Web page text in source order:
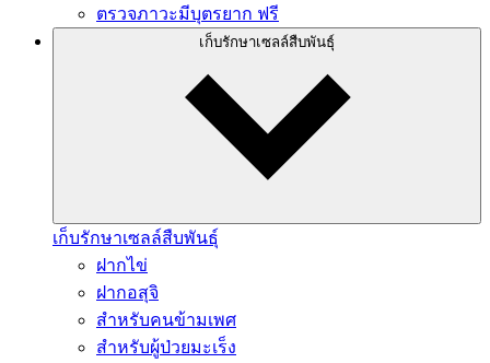
ตรวจภาวะมีบุตรยาก ฟรี
เก็บรักษาเซลล์สืบพันธุ์
เก็บรักษาเซลล์สืบพันธุ์
ฝากไข่
ฝากอสุจิ
สำหรับคนข้ามเพศ
สำหรับผู้ป่วยมะเร็ง